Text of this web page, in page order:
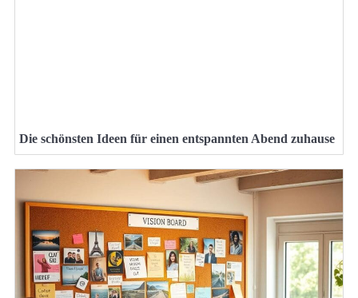
Die schönsten Ideen für einen entspannten Abend zuhause